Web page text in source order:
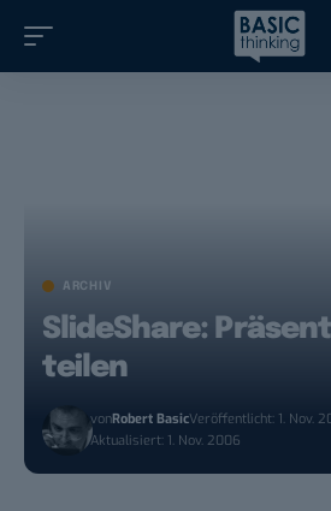
ARCHIV
SlideShare:
teilen
vonRobert BasicVeröffentlicht: 1. Nov.
Aktualisiert: 1. Nov. 2006